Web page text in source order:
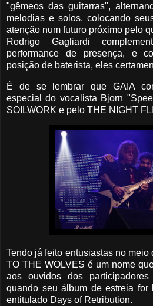
"gêmeos das guitarras",
melodias e solos, colocando
atenção num futuro próximo pelo
Rodrigo Gagliardi
performance de presença, e
posição de baterista, eles
É de se lembrar que GAIA
especial do vocalista Bjorn
SOILWORK e pelo THE NIGHT
Tendo já feito entusiastas no
TO THE WOLVES é um nome
aos ouvidos dos
quando seu álbum de estreia for
entitulado Days of Retribution.